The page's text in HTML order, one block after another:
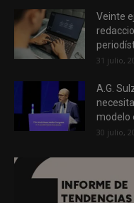
Veinte
31 julio,
A.G.
modelo
30 julio,